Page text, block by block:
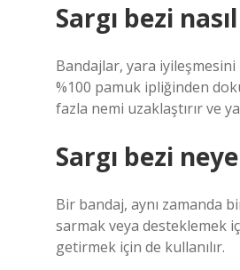
Sargı bezi
Bandajlar, yara
%100 pamuk ipliğinden
fazla nemi uzaklaştırır ve
Sargı bezi
Bir bandaj, aynı zamanda
sarmak veya desteklemek
getirmek için de kullanılır.